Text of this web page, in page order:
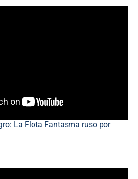
La Flota Fantasma ruso por